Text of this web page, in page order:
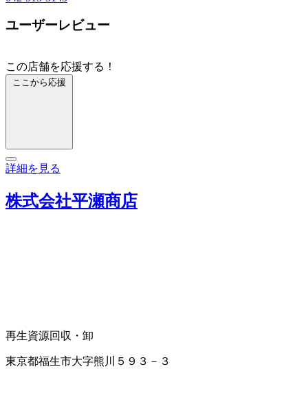
ユーザーレビュー
この店舗を応援する！
ここから応援
詳細を見る
株式会社平瀬商店
再生資源回収・卸
東京都福生市大字熊川５９３－３